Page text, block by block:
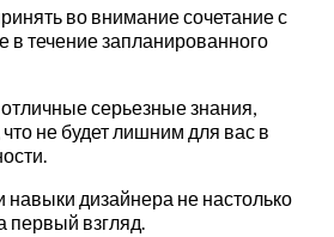
во внимание сочетание с
в течение запланированного
серьезные знания,
не будет лишним для вас в
навыки дизайнера не настолько
первый взгляд.